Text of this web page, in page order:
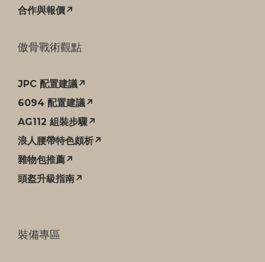
合作與報價↗
傲骨戰術觀點
JPC 配置建議↗
6094 配置建議↗
AG112 組裝步驟↗
浪人腰帶特色頗析↗
雜物包推薦↗
頭盔升級指南↗
裝備專區